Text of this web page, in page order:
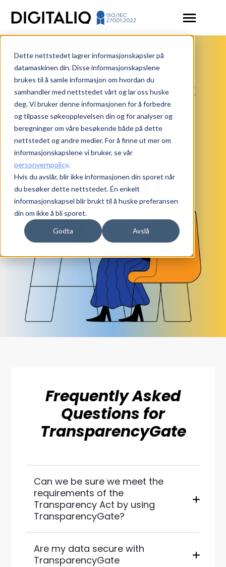
Dette nettstedet lagrer informasjonskapsler på
datamaskinen din. Disse informasjonskapslene
brukes til å samle informasjon om hvordan du
samhandler med nettstedet vårt og lar oss huske
deg. Vi bruker denne informasjonen for å forbedre
og tilpasse søkeopplevelsen din og for analyser og
beregninger om våre besøkende både på dette
nettstedet og andre medier. For å finne ut mer om
informasjonskapslene vi bruker, se vår
personvernpolicy.
Hvis du avslår, blir ikke informasjonen din sporet når
du besøker dette nettstedet. Én enkelt
informasjonskapsel blir brukt til å huske preferansen
din om ikke å bli sporet.
Godta Avslå
CONTENT
Toggle
SolutionsToggle
children
for
Solutions
Articles
Resources
Toggle
children
for
Contact us
Login
Book a demo
Frequently Asked
Questions for
TransparencyGate
Can we be sure we meet the
requirements of the
Transparency Act by using
TransparencyGate?
Are my data secure with
TransparencyGate